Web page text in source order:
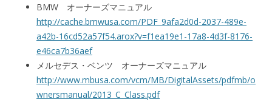
BMW オーナーズマニュアル
http://cache.bmwusa.com/PDF_9afa2d0d-2037-489e-
a42b-16cd52a57f54.arox?v=f1ea19e1-17a8-4d3f-8176-
e46ca7b36aef
メルセデス・ベンツ オーナーズマニュアル
http://www.mbusa.com/vcm/MB/DigitalAssets/pdfmb/o
wnersmanual/2013_C_Class.pdf